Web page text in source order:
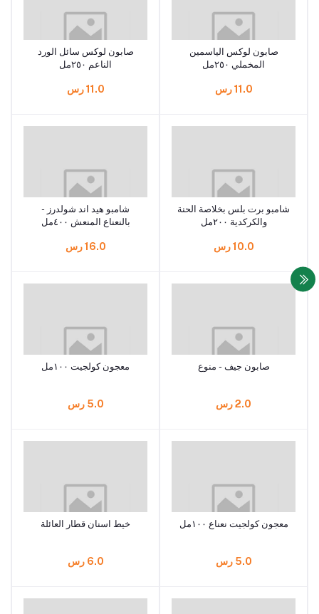
صابون لوكس الياسمين
المخملي ٢٥٠مل
11.0 رس
صابون لوكس سائل الورد
الناعم ٢٥٠مل
11.0 رس
شامبو برت بلس بخلاصة الحنة
والكركدية ٢٠٠مل
10.0 رس
شامبو هيد اند شولدرز -
بالنعناع المنعش ٤٠٠مل
16.0 رس
صابون جيف - منوع
2.0 رس
معجون كولجيت ١٠٠مل
5.0 رس
معجون كولجيت نعناع ١٠٠مل
5.0 رس
خيط اسنان قطار العائلة
6.0 رس